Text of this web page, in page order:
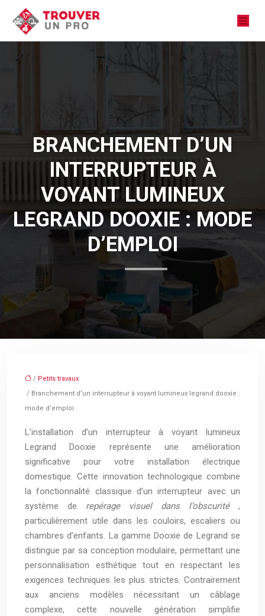
BRANCHEMENT D’UN
INTERRUPTEUR À
VOYANT LUMINEUX
LEGRAND DOOXIE : MODE
D’EMPLOI
/ Petits travaux
/ Branchement d’un interrupteur à voyant lumineux legrand dooxie :
mode d’emploi
L’installation d’un interrupteur à voyant lumineux
Legrand Dooxie représente une amélioration
significative pour votre installation électrique
domestique. Cette innovation technologique combine
la fonctionnalité classique d’un interrupteur avec un
système de repérage visuel dans l’obscurité ,
particulièrement utile dans les couloirs, escaliers ou
chambres d’enfants. La gamme Dooxie de Legrand se
distingue par sa conception modulaire, permettant une
personnalisation esthétique tout en respectant les
exigences techniques les plus strictes. Contrairement
aux anciens modèles nécessitant un câblage
complexe, cette nouvelle génération simplifie